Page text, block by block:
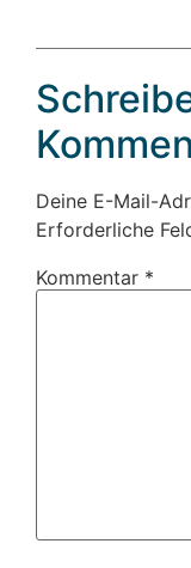
Deine E-Mail-
Erforderliche
Kommentar *